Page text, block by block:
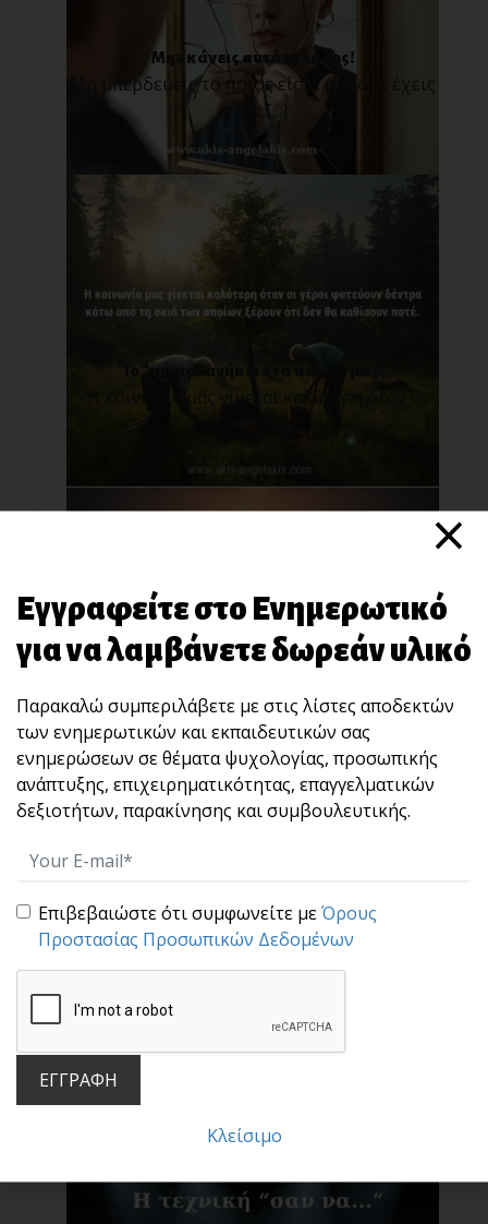
Μην κάνεις αυτό το λάθος!
Μη μπερδεύεις το ποιος είσαι με το τι έχεις
κάνει.[...]
Το "αύριο" ανήκει στα παιδιά μας!
«Η κοινωνία μας γίνεται καλύτερη όταν οι
γέροι φυτ[...]
χτίζει αυτοκυριαρχία και ωριμότητα ηγεσίας.
Πολλές φορές, αυτό που καταστρέφει μια
σχέση, μια [...]
Μην πέφτεις στην παγίδα των συγκρίσεων!
Σ[...]
×
Εγγραφείτε στο Ενημερωτικό
για να λαμβάνετε δωρεάν υλικό
Παρακαλώ συμπεριλάβετε με στις λίστες αποδεκτών
των ενημερωτικών και εκπαιδευτικών σας
ενημερώσεων σε θέματα ψυχολογίας, προσωπικής
ανάπτυξης, επιχειρηματικότητας, επαγγελματικών
δεξιοτήτων, παρακίνησης και συμβουλευτικής.
Επιβεβαιώστε ότι συμφωνείτε μεΌρους
Προστασίας Προσωπικών Δεδομένων
ΕΓΓΡΑΦΗ
Κλείσιμο